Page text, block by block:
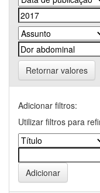
Retornar valores
Adicionar filtros:
Utilizar filtros para